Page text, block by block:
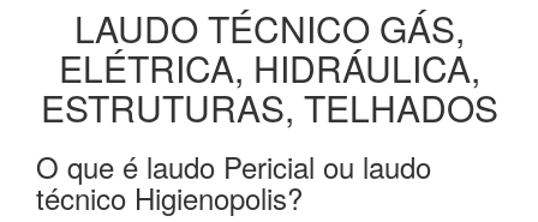
LAUDO TÉCNICO GÁS,
ELÉTRICA, HIDRÁULICA,
ESTRUTURAS, TELHADOS
O que é laudo Pericial ou laudo
técnico Higienopolis?